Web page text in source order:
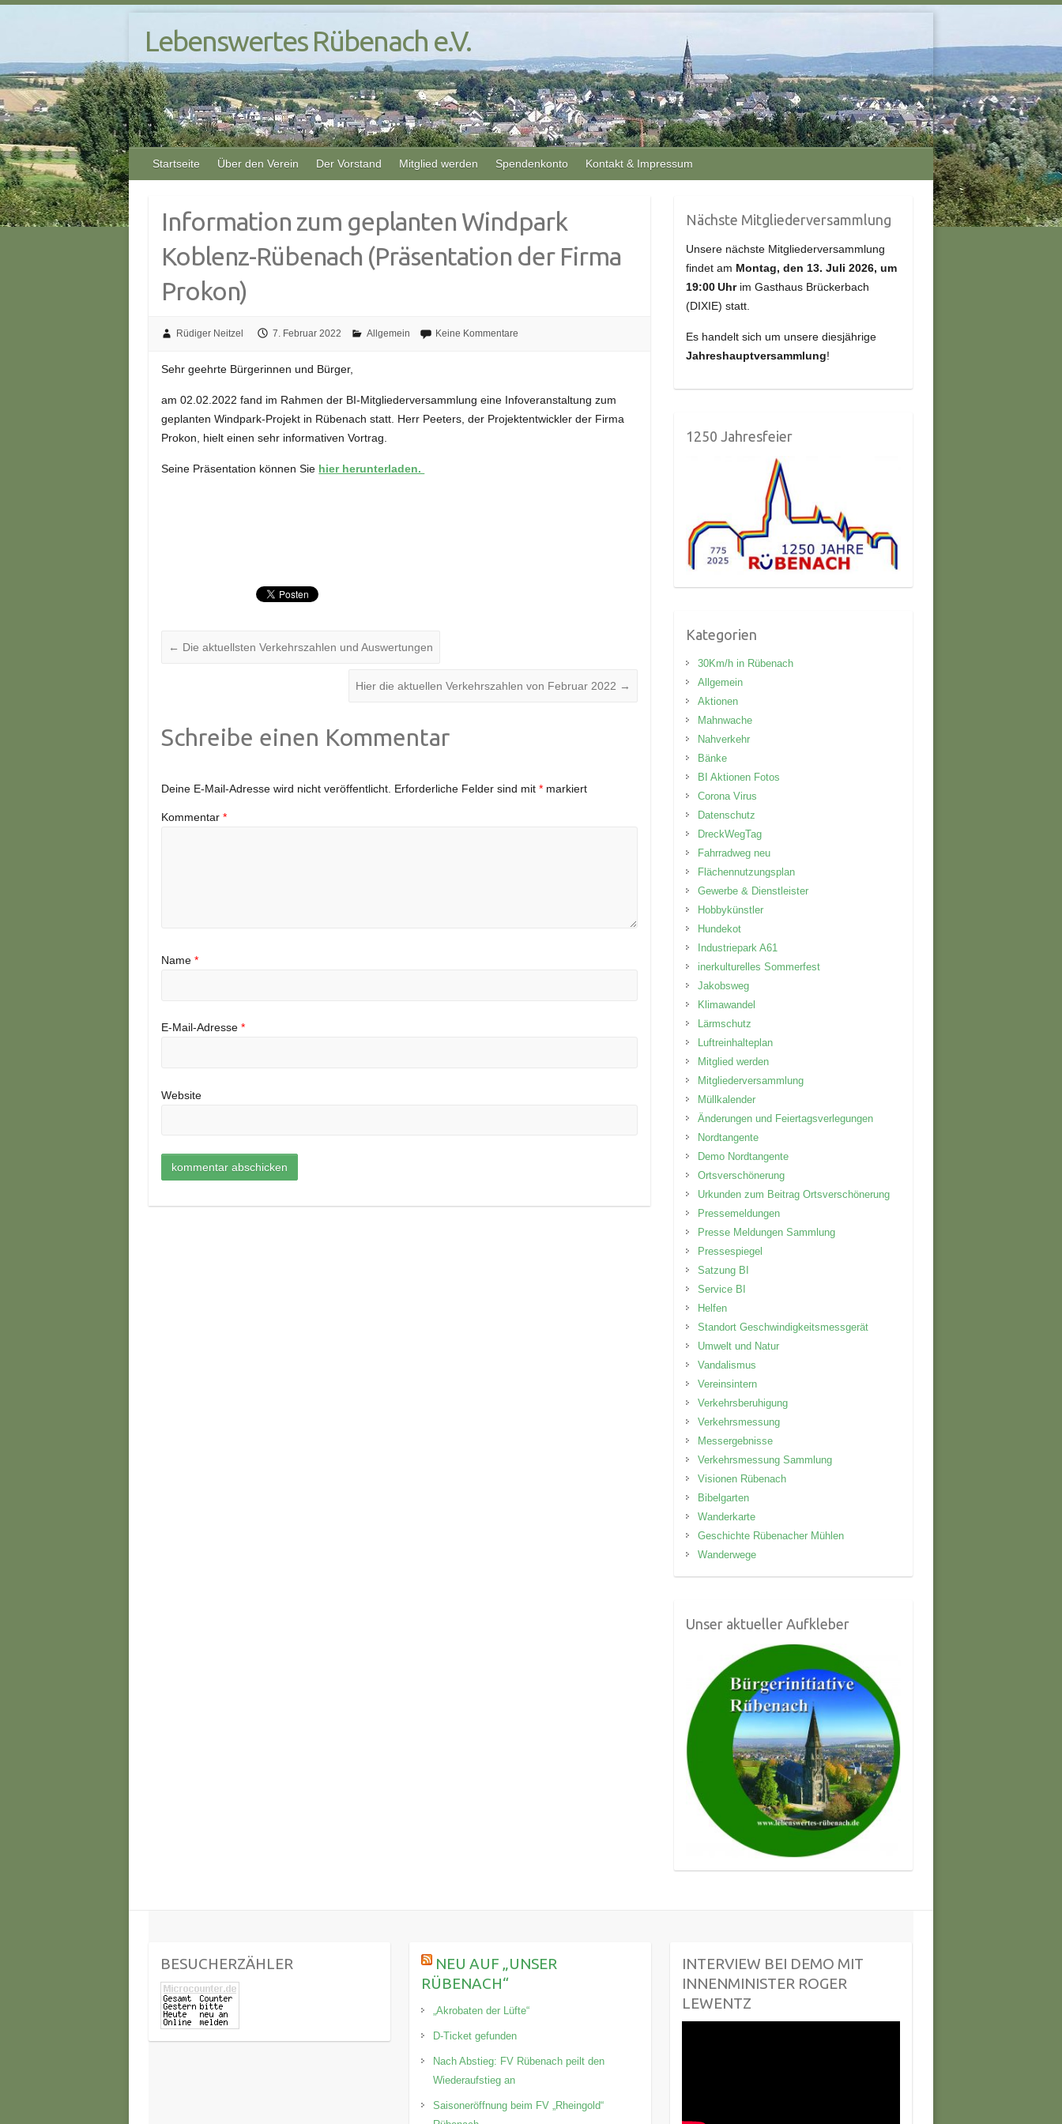
p
t
o
c
o
n
t
e
n
Lebenswertes Rübenach e.V.
Startseite Über den Verein Der Vorstand Mitglied werden Spendenkonto Kontakt & Impressum
Information zum geplanten Windpark
Koblenz-Rübenach (Präsentation der Firma
Prokon)
Rüdiger Neitzel 7. Februar 2022 Allgemein Keine Kommentare
Sehr geehrte Bürgerinnen und Bürger,
am 02.02.2022 fand im Rahmen der BI-Mitgliederversammlung eine Infoveranstaltung zum
geplanten Windpark-Projekt in Rübenach statt. Herr Peeters, der Projektentwickler der Firma
Prokon, hielt einen sehr informativen Vortrag.
Seine Präsentation können Sie hier herunterladen.
← Die aktuellsten Verkehrszahlen und Auswertungen
Hier die aktuellen Verkehrszahlen von Februar 2022 →
Schreibe einen Kommentar
Deine E-Mail-Adresse wird nicht veröffentlicht. Erforderliche Felder sind mit* markiert
Kommentar*
Name*
E-Mail-Adresse*
Website
Nächste Mitgliederversammlung
Unsere nächste Mitgliederversammlung
findet am Montag, den 13. Juli 2026, um
19:00 Uhrim Gasthaus Brückerbach
(DIXIE) statt.
Es handelt sich um unsere diesjährige
Jahreshauptversammlung!
1250 Jahresfeier
Kategorien
30Km/h in Rübenach
Allgemein
Aktionen
Mahnwache
Nahverkehr
Bänke
BI Aktionen Fotos
Corona Virus
Datenschutz
DreckWegTag
Fahrradweg neu
Flächennutzungsplan
Gewerbe & Dienstleister
Hobbykünstler
Hundekot
Industriepark A61
inerkulturelles Sommerfest
Jakobsweg
Klimawandel
Lärmschutz
Luftreinhalteplan
Mitglied werden
Mitgliederversammlung
Müllkalender
Änderungen und Feiertagsverlegungen
Nordtangente
Demo Nordtangente
Ortsverschönerung
Urkunden zum Beitrag Ortsverschönerung
Pressemeldungen
Presse Meldungen Sammlung
Pressespiegel
Satzung BI
Service BI
Helfen
Standort Geschwindigkeitsmessgerät
Umwelt und Natur
Vandalismus
Vereinsintern
Verkehrsberuhigung
Verkehrsmessung
Messergebnisse
Verkehrsmessung Sammlung
Visionen Rübenach
Bibelgarten
Wanderkarte
Geschichte Rübenacher Mühlen
Wanderwege
Unser aktueller Aufkleber
BESUCHERZÄHLER
NEU AUF „UNSER
RÜBENACH“
„Akrobaten der Lüfte“
D-Ticket gefunden
Nach Abstieg: FV Rübenach peilt den
Wiederaufstieg an
Saisoneröffnung beim FV „Rheingold“
INTERVIEW BEI DEMO MIT
INNENMINISTER ROGER
LEWENTZ